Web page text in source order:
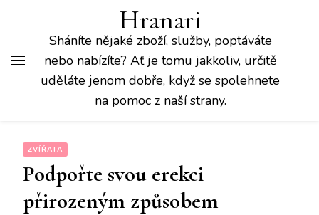
Hranari
Sháníte nějaké zboží, služby, poptáváte
nebo nabízíte? Ať je tomu jakkoliv, určitě
uděláte jenom dobře, když se spolehnete
na pomoc z naší strany.
ZVÍŘATA
Podpořte svou erekci
přirozeným způsobem